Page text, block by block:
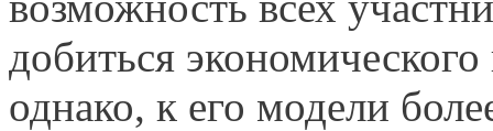
добиться
однако, к его модели